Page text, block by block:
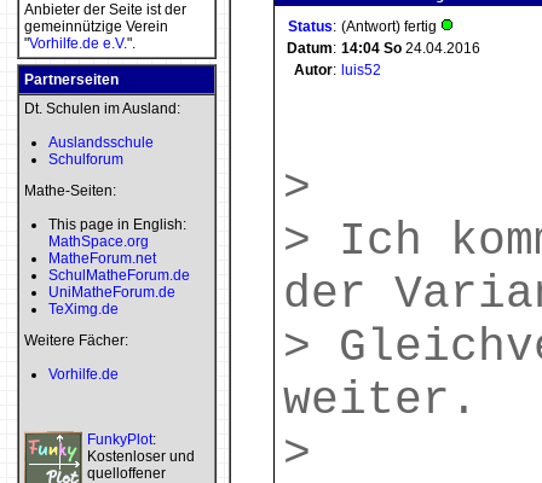
Anbieter der Seite ist der
gemeinnützige Verein
"Vorhilfe.de e.V.".
Partnerseiten
Dt. Schulen im Ausland:
Auslandsschule
Schulforum
Mathe-Seiten:
This page in English:
MathSpace.org
MatheForum.net
SchulMatheForum.de
UniMatheForum.de
TeXimg.de
Weitere Fächer:
Vorhilfe.de
FunkyPlot:
Kostenloser und
quelloffener
Status: (Antwort) fertig
Datum: 14:04 So 24.04.2016
Autor: luis52
>
> Ich
der
>
weiter.
>